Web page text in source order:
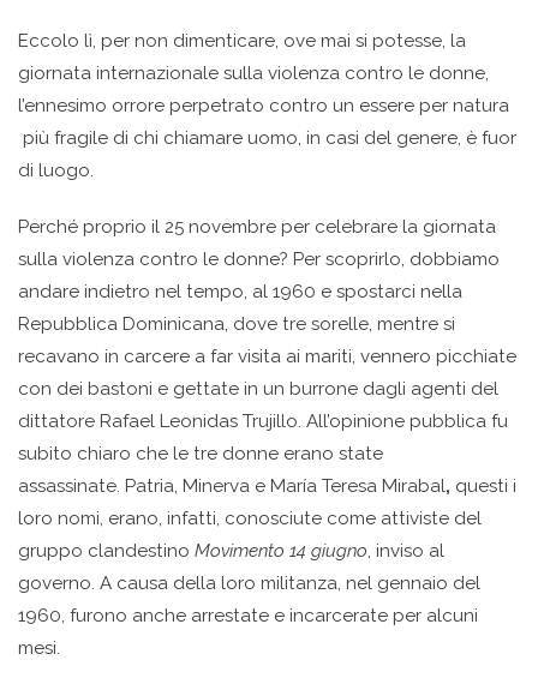
Eccolo lì, per non dimenticare, ove mai si potesse, la
giornata internazionale sulla violenza contro le donne,
l’ennesimo orrore perpetrato contro un essere per natura
più fragile di chi chiamare uomo, in casi del genere, è fuor
di luogo.
Perché proprio il 25 novembre per celebrare la giornata
sulla violenza contro le donne? Per scoprirlo, dobbiamo
andare indietro nel tempo, al 1960 e spostarci nella
Repubblica Dominicana, dove tre sorelle, mentre si
recavano in carcere a far visita ai mariti, vennero picchiate
con dei bastoni e gettate in un burrone dagli agenti del
dittatore Rafael Leonidas Trujillo. All’opinione pubblica fu
subito chiaro che le tre donne erano state
assassinate. Patria, Minerva e María Teresa Mirabal, questi i
loro nomi, erano, infatti, conosciute come attiviste del
gruppo clandestino Movimento 14 giugno, inviso al
governo. A causa della loro militanza, nel gennaio del
1960, furono anche arrestate e incarcerate per alcuni
mesi.